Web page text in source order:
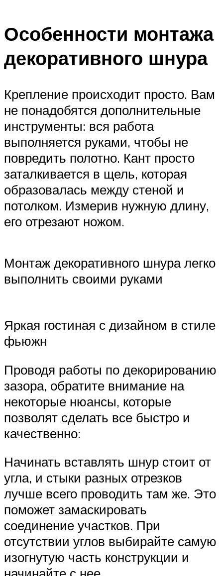
Особенности монтажа
декоративного шнура
Крепление происходит просто. Вам
не понадобятся дополнительные
инструменты: вся работа
выполняется руками, чтобы не
повредить полотно. Кант просто
заталкивается в щель, которая
образовалась между стеной и
потолком. Измерив нужную длину,
его отрезают ножом.
Монтаж декоративного шнура легко
выполнить своими руками
Яркая гостиная с дизайном в стиле
фьюжн
Проводя работы по декорированию
зазора, обратите внимание на
некоторые нюансы, которые
позволят сделать все быстро и
качественно:
Начинать вставлять шнур стоит от
угла, и стыки разных отрезков
лучше всего проводить там же. Это
поможет замаскировать
соединение участков. При
отсутствии углов выбирайте самую
изогнутую часть конструкции и